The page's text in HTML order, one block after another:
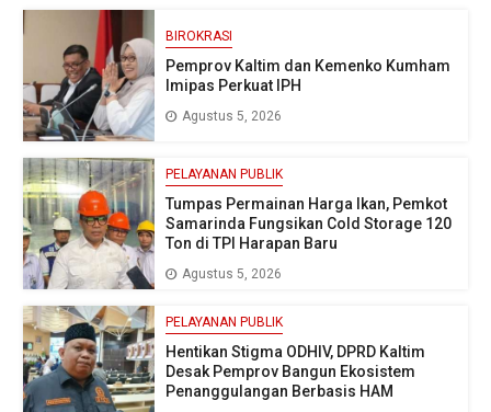
BIROKRASI
Pemprov Kaltim dan Kemenko Kumham
Imipas Perkuat IPH
Agustus 5, 2026
PELAYANAN PUBLIK
Tumpas Permainan Harga Ikan, Pemkot
Samarinda Fungsikan Cold Storage 120
Ton di TPI Harapan Baru
Agustus 5, 2026
PELAYANAN PUBLIK
Hentikan Stigma ODHIV, DPRD Kaltim
Desak Pemprov Bangun Ekosistem
Penanggulangan Berbasis HAM